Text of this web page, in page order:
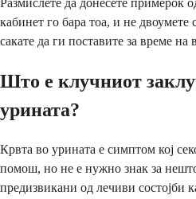
Размислете да донесете примерок
кабинет го бара тоа, и не
сакате да ги поставите за време на
Што е клучниот
урината?
Крвта во урината е симптом кој
помош, но не е нужно знак за
предизвикани од лечиви состојби